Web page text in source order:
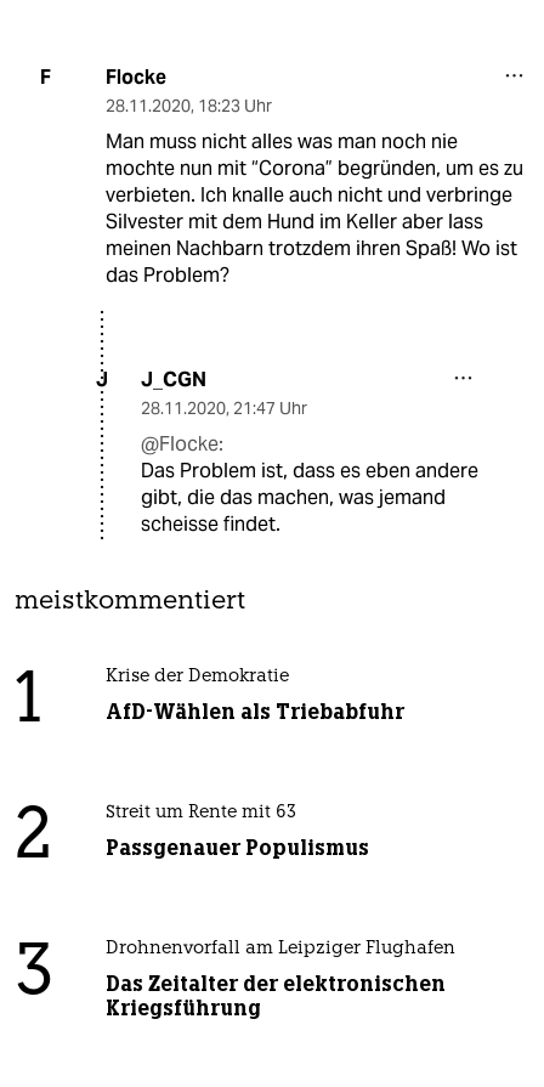
F Flocke
28.11.2020, 18:23 Uhr
Man muss nicht alles was man noch nie
mochte nun mit “Corona” begründen, um es zu
verbieten. Ich knalle auch nicht und verbringe
Silvester mit dem Hund im Keller aber lass
meinen Nachbarn trotzdem ihren Spaß! Wo ist
das Problem?
J J_CGN
28.11.2020, 21:47 Uhr
@Flocke:
Das Problem ist, dass es eben andere
gibt, die das machen, was jemand
scheisse findet.
meistkommentiert
1 Krise der Demokratie
AfD-Wählen als Triebabfuhr
2 Streit um Rente mit 63
Passgenauer Populismus
3 Drohnenvorfall am Leipziger Flughafen
Das Zeitalter der elektronischen
Kriegsführung